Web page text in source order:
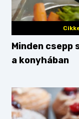
Minden
a konyhában